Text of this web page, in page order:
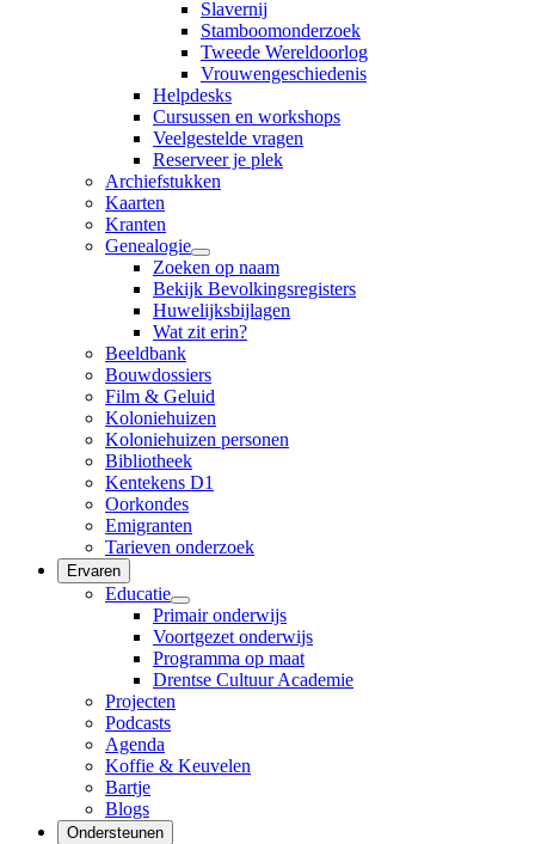
Slavernij
Stamboomonderzoek
Tweede Wereldoorlog
Vrouwengeschiedenis
Helpdesks
Cursussen en workshops
Veelgestelde vragen
Reserveer je plek
Archiefstukken
Kaarten
Kranten
Genealogie
Zoeken op naam
Bekijk Bevolkingsregisters
Huwelijksbijlagen
Wat zit erin?
Beeldbank
Bouwdossiers
Film & Geluid
Koloniehuizen
Koloniehuizen personen
Bibliotheek
Kentekens D1
Oorkondes
Emigranten
Tarieven onderzoek
Ervaren
Educatie
Primair onderwijs
Voortgezet onderwijs
Programma op maat
Drentse Cultuur Academie
Projecten
Podcasts
Agenda
Koffie & Keuvelen
Bartje
Blogs
Ondersteunen